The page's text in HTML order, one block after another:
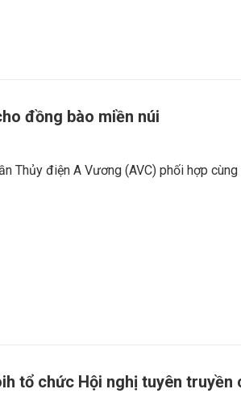
đồng bào miền núi
Thủy điện A Vương (AVC) phối hợp
tổ chức Hội nghị tuyên truyền